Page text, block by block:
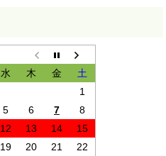
水 木 金
土
1
5 6 7
8
12 13 14
15
19 20 21
22